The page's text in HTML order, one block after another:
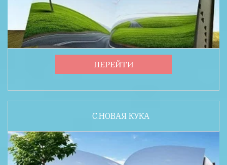
ПЕРЕЙТИ
С.НОВАЯ КУКА